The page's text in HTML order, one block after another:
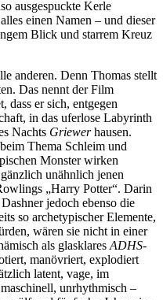
ausgespuckte Kerle
einen Namen – und dieser
Blick und starrem Kreuz
anderen. Denn Thomas stellt
Das nennt der Film
dass er sich, entgegen
in das uferlose Labyrinth
Nachts Griewerhausen.
Thema Schleim und
Monster wirken
unähnlich jenen
„Harry Potter“. Darin
jedoch ebenso die
so archetypischer Elemente,
wären sie nicht in einer
als glasklares ADHS-
manövriert, explodiert
latent, vage, im
unrhythmisch –